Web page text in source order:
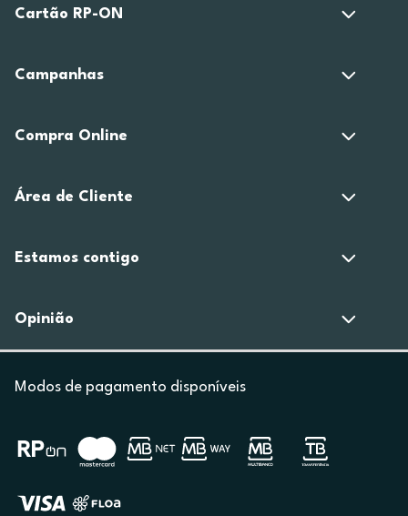
Cartão RP-ON
Campanhas
Compra Online
Área de Cliente
Estamos contigo
Opinião
Modos de pagamento disponíveis